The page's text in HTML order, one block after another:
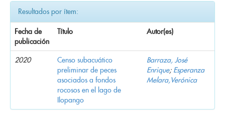
Resultados por ítem:
Fecha de
publicación
Título Autor(es)
2020
Censo subacuático
preliminar de peces
asociados a fondos
rocosos en el lago de
Ilopango
Barraza, José
Enrique; Esperanza
Melara,Verónica